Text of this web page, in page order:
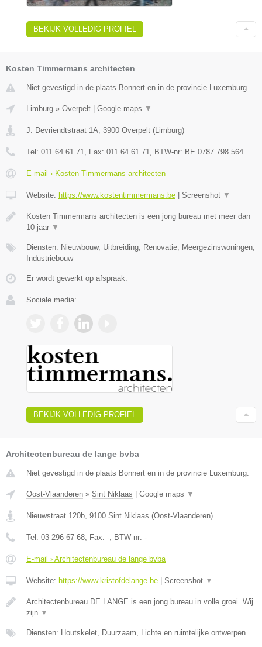
BEKIJK VOLLEDIG PROFIEL
Kosten Timmermans architecten
Niet gevestigd in de plaats Bonnert en in de provincie Luxemburg.
Limburg » Overpelt Google maps ▼
J. Devriendtstraat 1A, 3900 Overpelt (Limburg)
Tel: 011 64 61 71, Fax: 011 64 61 71, BTW-nr: BE 0787 798 564
E-mail › Kosten Timmermans architecten
Website: https://www.kostentimmermans.be Screenshot ▼
Kosten Timmermans architecten is een jong bureau met meer dan
10 jaar ▼
Diensten: Nieuwbouw, Uitbreiding, Renovatie, Meergezinswoningen,
Industriebouw
Er wordt gewerkt op afspraak.
Sociale media:
BEKIJK VOLLEDIG PROFIEL
Architectenbureau de lange bvba
Niet gevestigd in de plaats Bonnert en in de provincie Luxemburg.
Oost-Vlaanderen » Sint Niklaas Google maps ▼
Nieuwstraat 120b 9100 Sint Niklaas (Oost-Vlaanderen)
Tel: 03 296 67 68 , Fax: - , BTW-nr: -
E-mail › Architectenbureau de lange bvba
Website: https://www.kristofdelange.be Screenshot ▼
Architectenbureau DE LANGE is een jong bureau in volle groei. Wij
zijn ▼
Diensten: Houtskelet, Duurzaam, Lichte en ruimtelijke ontwerpen